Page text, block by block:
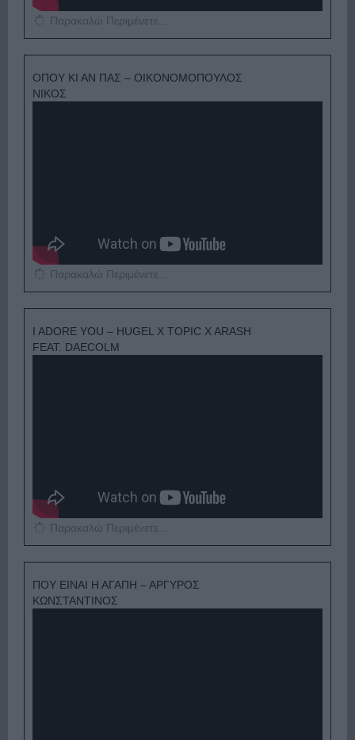
Παρακαλώ Περιμένετε...
ΟΠΟΥ ΚΙ ΑΝ ΠΑΣ – ΟΙΚΟΝΟΜΟΠΟΥΛΟΣ
ΝΙΚΟΣ
Παρακαλώ Περιμένετε...
I ADORE YOU – HUGEL X TOPIC X ARASH
FEAT. DAECOLM
Παρακαλώ Περιμένετε...
ΠΟΥ ΕΙΝΑΙ Η ΑΓΑΠΗ – ΑΡΓΥΡΟΣ
ΚΩΝΣΤΑΝΤΙΝΟΣ